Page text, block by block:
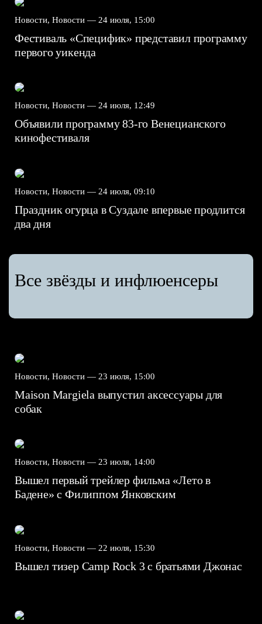
Новости, Новости — 24 июля, 15:00
Фестиваль «Специфик» представил программу
первого уикенда
Новости, Новости — 24 июля, 12:49
Объявили программу 83-го Венецианского
кинофестиваля
Новости, Новости — 24 июля, 09:10
Праздник огурца в Суздале впервые продлится
два дня
Все звёзды и инфлюенсеры
Новости, Новости — 23 июля, 15:00
Maison Margiela выпустил аксессуары для
собак
Новости, Новости — 23 июля, 14:00
Вышел первый трейлер фильма «Лето в
Бадене» с Филиппом Янковским
Новости, Новости — 22 июля, 15:30
Вышел тизер Camp Rock 3 с братьями Джонас